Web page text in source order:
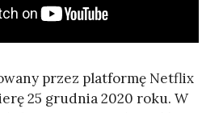
przez platformę Netflix
25 grudnia 2020 roku. W